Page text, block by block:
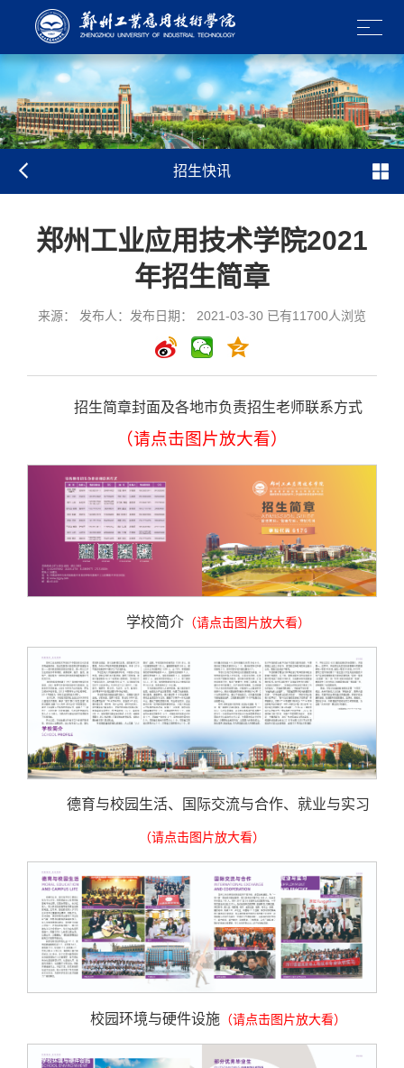
招生快讯
郑州工业应用技术学院2021
年招生简章
来源： 发布人：发布日期： 2021-03-30 已有11700人浏览
招生简章封面及各地市负责招生老师联系方式
（请点击图片放大看）
学校简介 （请点击图片放大看）
德育与校园生活、国际交流与合作、就业与实习
（请点击图片放大看）
校园环境与硬件设施 （请点击图片放大看）